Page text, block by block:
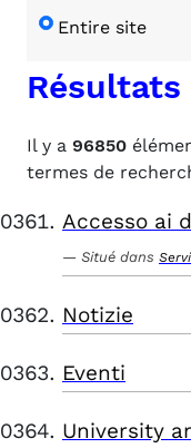
Entire site
Il y a 96850
termes de
Accesso ai
Situé dans
Notizie
Eventi
University